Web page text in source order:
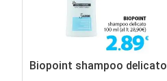
Biopoint shampoo delicato